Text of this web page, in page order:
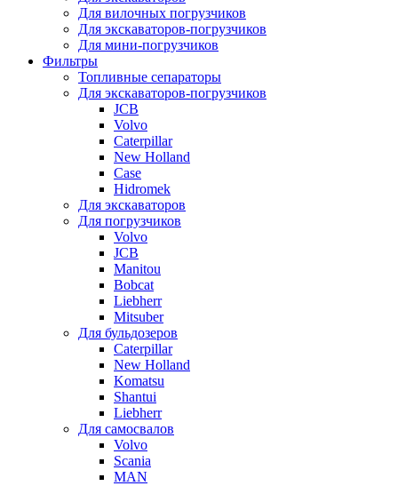
Для вилочных погрузчиков
Для экскаваторов-погрузчиков
Для мини-погрузчиков
Фильтры
Топливные сепараторы
Для экскаваторов-погрузчиков
JCB
Volvo
Caterpillar
New Holland
Case
Hidromek
Для экскаваторов
Для погрузчиков
Volvo
JCB
Manitou
Bobcat
Liebherr
Mitsuber
Для бульдозеров
Caterpillar
New Holland
Komatsu
Shantui
Liebherr
Для самосвалов
Volvo
Scania
MAN